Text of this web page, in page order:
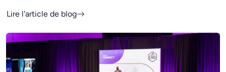
Lire l'article de blog